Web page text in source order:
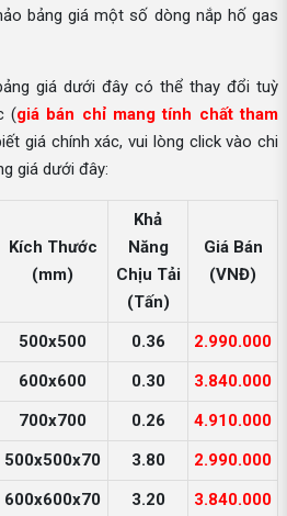
bảng giá một số dòng nắp hố gas
giá dưới đây có thể thay đổi tuỳ
(giá bán chỉ mang tính chất tham
giá chính xác, vui lòng click vào chi
giá dưới đây:
Kích Thước
(mm)
Khả
Năng
Chịu Tải
(Tấn)
Giá Bán
(VNĐ)
500x500 0.36
2.990.000
600x600
0.30
3.840.000
700x700
0.26 4.910.000
500x500x70 3.80
2.990.000
600x600x70
3.20
3.840.000